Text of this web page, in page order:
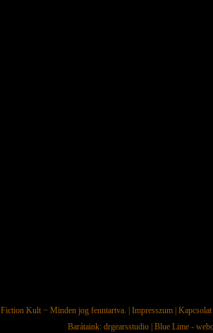
Fiction Kult− Minden jog fenntartva. | Impresszum| Kapcsolat|
Barátaink: drgearsstudio| Blue Lime -